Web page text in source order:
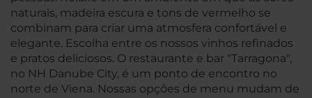
naturais, madeira escura e tons de vermelho se
combinam para criar uma atmosfera confortável e
elegante. Escolha entre os nossos vinhos refinados
e pratos deliciosos. O restaurante e bar "Tarragona",
no NH Danube City, é um ponto de encontro no
norte de Viena. Nossas opções de menu mudam de